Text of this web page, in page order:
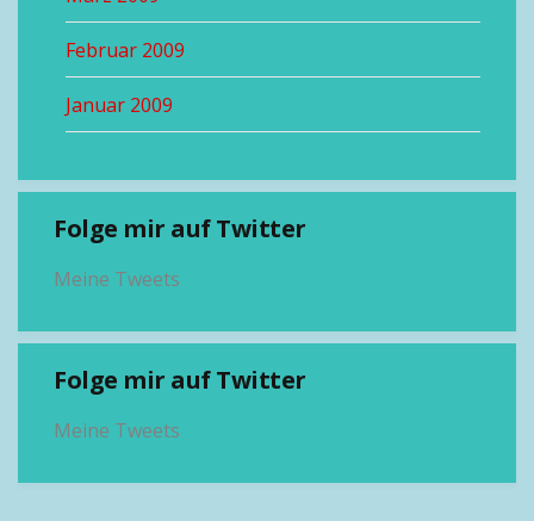
Februar 2009
Januar 2009
Folge mir auf Twitter
Meine Tweets
Folge mir auf Twitter
Meine Tweets